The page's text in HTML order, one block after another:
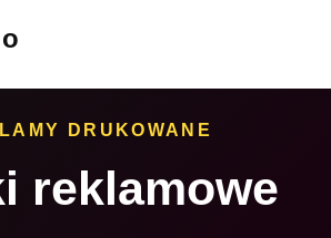
DRUKOWANE
reklamowe